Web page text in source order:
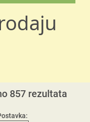
857 rezultata